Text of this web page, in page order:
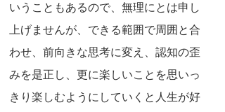
いうこともあるので、無理にとは申し
上げませんが、できる範囲で周囲と合
わせ、前向きな思考に変え、認知の歪
みを是正し、更に楽しいことを思いっ
きり楽しむようにしていくと人生が好